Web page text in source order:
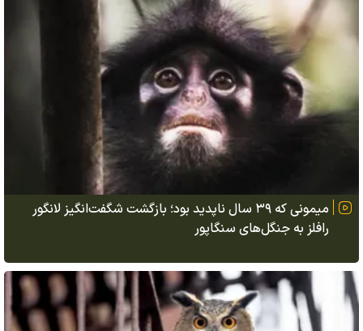
میمونی که ۳۹ سال ناپدید بود؛ بازگشت شگفت‌انگیز لانگور
رافلز به جنگل‌های سنگاپور